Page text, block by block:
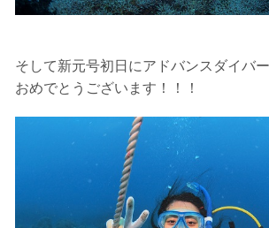
そして新元号初日にアドバンスダイバ
おめでとうございます！！！
危険の告知
ングに伴う危険に加え、予測不能なクジ
ラとの接触によってトラブルが発生する
キジットを行う際にもトラブルが生じる
す。そして、これらを要因として傷害や
合があります。またホエールスイムでは
想定できないトラブルが発生する可能性
参加者はこれらのリスクを理解し、傷害